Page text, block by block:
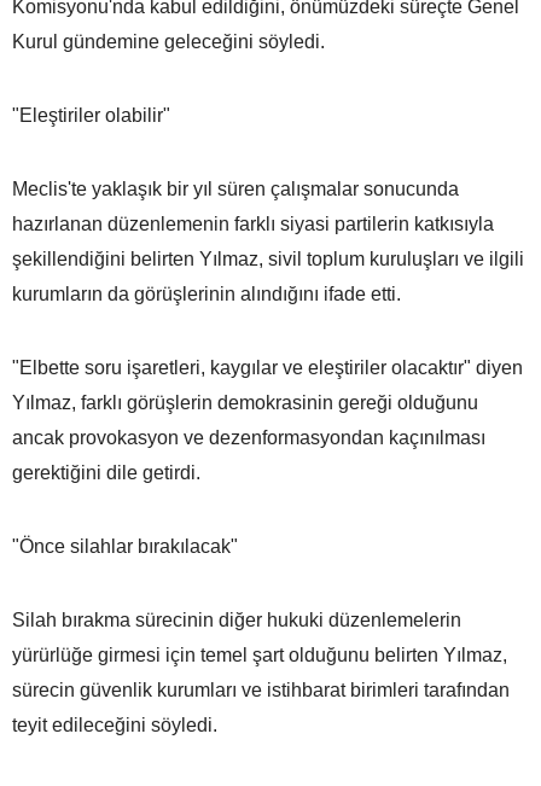
Komisyonu'nda kabul edildiğini, önümüzdeki süreçte Genel
Kurul gündemine geleceğini söyledi.
"Eleştiriler olabilir"
Meclis'te yaklaşık bir yıl süren çalışmalar sonucunda
hazırlanan düzenlemenin farklı siyasi partilerin katkısıyla
şekillendiğini belirten Yılmaz, sivil toplum kuruluşları ve ilgili
kurumların da görüşlerinin alındığını ifade etti.
"Elbette soru işaretleri, kaygılar ve eleştiriler olacaktır" diyen
Yılmaz, farklı görüşlerin demokrasinin gereği olduğunu
ancak provokasyon ve dezenformasyondan kaçınılması
gerektiğini dile getirdi.
"Önce silahlar bırakılacak"
Silah bırakma sürecinin diğer hukuki düzenlemelerin
yürürlüğe girmesi için temel şart olduğunu belirten Yılmaz,
sürecin güvenlik kurumları ve istihbarat birimleri tarafından
teyit edileceğini söyledi.